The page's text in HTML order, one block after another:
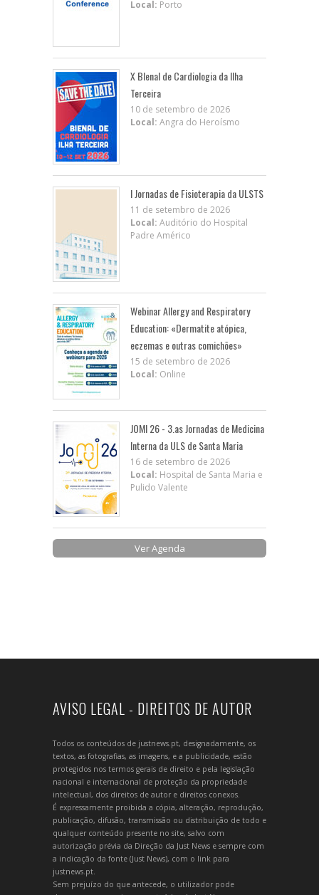
Local: Porto
X BIenal de Cardiologia da Ilha
Terceira
10 de setembro de 2026
Local: Angra do Heroísmo
I Jornadas de Fisioterapia da ULSTS
11 de setembro de 2026
Local: Auditório do Hospital
Padre Américo
Webinar Allergy and Respiratory
Education: «Dermatite atópica,
eczemas e outras comichões»
15 de setembro de 2026
Local: Online
JOMI 26 - 3.as Jornadas de Medicina
Interna da ULS de Santa Maria
16 de setembro de 2026
Local: Hospital de Santa Maria e
Pulido Valente
Ver Agenda
AVISO LEGAL - DIREITOS DE AUTOR
Todos os conteúdos de justnews.pt, designadamente, os
textos, as fotografias, as imagens, e a publicidade, estão
protegidos nos termos gerais de direito e pela legislação
nacional e internacional de proteção da propriedade
intelectual, dos direitos de autor e direitos conexos.
É expressamente proibida a cópia, alteração, reprodução,
publicação, difusão, transmissão ou distribuição de todo e
qualquer conteúdo presente no site, salvo com
autorização prévia da Direção da Just News e sempre com
a indicação da fonte (Just News), com o link para
justnews.pt.
Sem prejuízo do que antecede, o utilizador pode